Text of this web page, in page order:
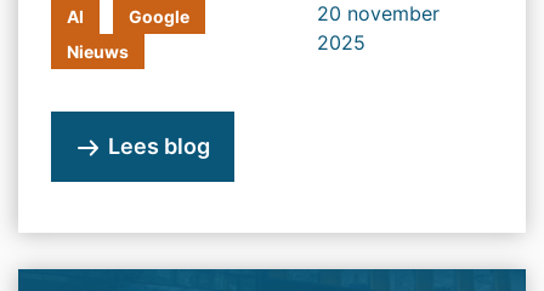
AI
Google
Nieuws
20 november
2025
Lees blog